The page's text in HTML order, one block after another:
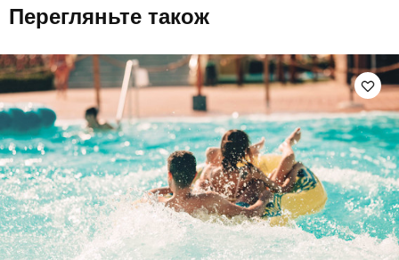
Перегляньте також